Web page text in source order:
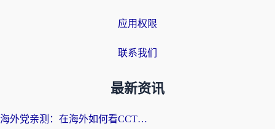
应用权限
联系我们
最新资讯
海外党亲测：在海外如何看CCTV？告别“仅限大陆播放”的实用指南